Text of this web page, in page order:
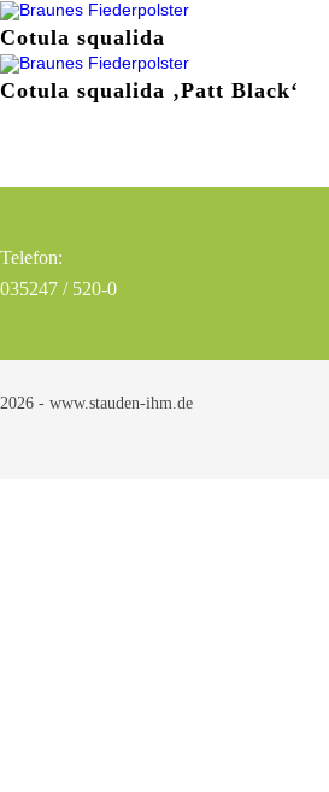
Cotula squalida
Cotula squalida ‚Patt Black‘
Telefon:
035247 / 520-0
2026 - www.stauden-ihm.de